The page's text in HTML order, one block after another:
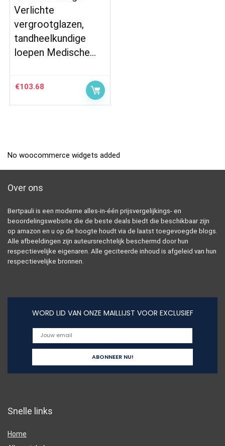
Verlichte
vergrootglazen,
tandheelkundige
loepen Medische…
€103.68
No woocommerce widgets added
Over ons
Bertpauli is een moderne alles-in-één prijsvergelijkings- en
beoordelingswebsite die de beste deals biedt die beschikbaar zijn
op amazon en u op de hoogte houdt via de laatst toegevoegde blogs.
Alle afbeeldingen zijn auteursrechtelijk beschermd door hun
respectievelijke eigenaren. Alle geciteerde inhoud is afgeleid van hun
respectievelijke bronnen.
WORD LID VAN ONZE MAILLIJST VOOR EXCLUSIEF
Snelle links
Home